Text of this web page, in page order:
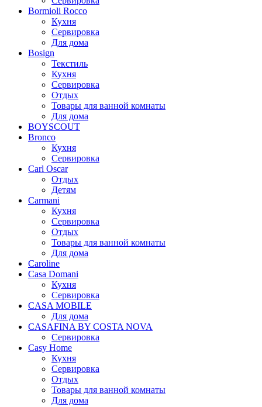
Bormioli Rocco
Кухня
Сервировка
Для дома
Bosign
Текстиль
Кухня
Сервировка
Отдых
Товары для ванной комнаты
Для дома
BOYSCOUT
Bronco
Кухня
Сервировка
Carl Oscar
Отдых
Детям
Carmani
Кухня
Сервировка
Отдых
Товары для ванной комнаты
Для дома
Caroline
Casa Domani
Кухня
Сервировка
CASA MOBILE
Для дома
CASAFINA BY COSTA NOVA
Сервировка
Casy Home
Кухня
Сервировка
Отдых
Товары для ванной комнаты
Для дома